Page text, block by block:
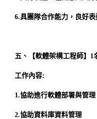
6.具團隊合作能力，良好
五、【軟體架構工程師】1
工作內容:
1.協助進行軟體部署與管理
2.協助資料庫資料管理